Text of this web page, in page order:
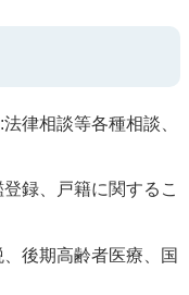
律相談等各種相談、
録、戸籍に関するこ
後期高齢者医療、国